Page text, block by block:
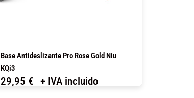
Base Antideslizante Pro Rose Gold Niu
KQi3
29,95 € + IVA incluido